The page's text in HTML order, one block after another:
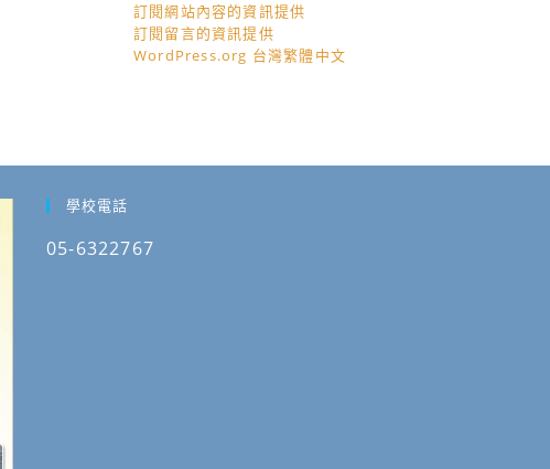
訂閱網站內容的資訊提供
訂閱留言的資訊提供
WordPress.org 台灣繁體中文
學校電話
05-6322767